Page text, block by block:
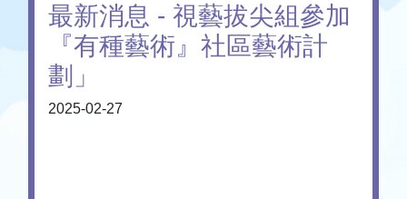
最新消息 - 視藝拔尖組參加
『有種藝術』社區藝術計
劃」
2025-02-27